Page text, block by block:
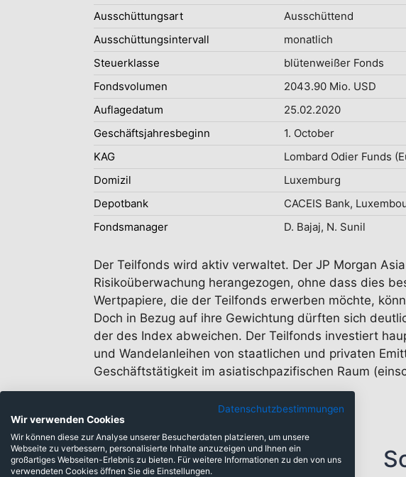
Ausschüttungsart
Ausschüttend
Ausschüttungsintervall
monatlich
Steuerklasse
blütenweißer Fonds
Fondsvolumen
2043.90 Mio. USD
Auflagedatum
25.02.2020
Geschäftsjahresbeginn
1. October
KAG
Lombard Odier Funds
Domizil
Luxemburg
Depotbank
CACEIS Bank,
Fondsmanager
D. Bajaj, N. Sunil
Der Teilfonds wird aktiv verwaltet. Der JP Morgan
Risikoüberwachung herangezogen, ohne dass dies
Wertpapiere, die der Teilfonds erwerben möchte,
Doch in Bezug auf ihre Gewichtung dürften sich
der des Index abweichen. Der Teilfonds investiert
und Wandelanleihen von staatlichen und privaten
Geschäftstätigkeit im asiatischpazifischen Raum
Datenschutzbestimmungen
Wir verwenden Cookies
Wir können diese zur Analyse unserer Besucherdaten platzieren, um unsere
Webseite zu verbessern, personalisierte Inhalte anzuzeigen und Ihnen ein
großartiges Webseiten-Erlebnis zu bieten. Für weitere Informationen zu den von uns
verwendeten Cookies öffnen Sie die Einstellungen.